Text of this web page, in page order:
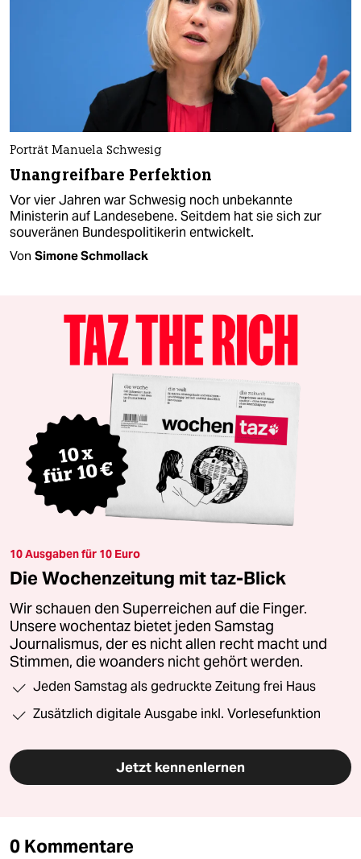
Porträt Manuela Schwesig
Unangreifbare Perfektion
Vor vier Jahren war Schwesig noch unbekannte
Ministerin auf Landesebene. Seitdem hat sie sich zur
souveränen Bundespolitikerin entwickelt.
Von Simone Schmollack
10 Ausgaben für 10 Euro
Die Wochenzeitung mit taz-Blick
Wir schauen den Superreichen auf die Finger.
Unsere wochentaz bietet jeden Samstag
Journalismus, der es nicht allen recht macht und
Stimmen, die woanders nicht gehört werden.
Jeden Samstag als gedruckte Zeitung frei Haus
Zusätzlich digitale Ausgabe inkl. Vorlesefunktion
Jetzt kennenlernen
0 Kommentare